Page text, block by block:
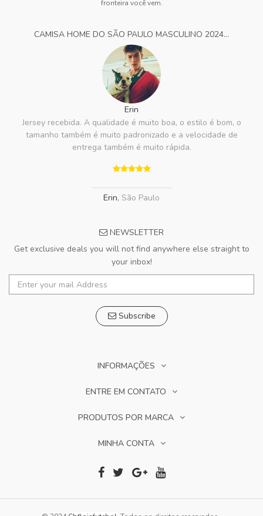
fronteira você vem.
CAMISA HOME DO SÃO PAULO MASCULINO 2024...
Erin
Jersey recebida. A qualidade é muito boa, o estilo é bom, o
tamanho também é muito padronizado e a velocidade de
entrega também é muito rápida.
Erin, São Paulo
NEWSLETTER
Get exclusive deals you will not find anywhere else straight to
your inbox!
Subscribe
INFORMAÇÕES
ENTRE EM CONTATO
PRODUTOS POR MARCA
MINHA CONTA